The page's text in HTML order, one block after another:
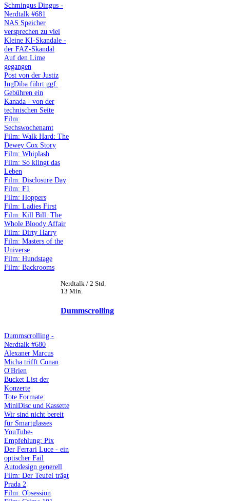
Schmingus Dingus -
Nerdtalk #681
NAS Speicher
versprechen zu viel
Kleine KI-Skandale -
der FAZ-Skandal
Auf den Lime
gegangen
Post von der Justiz
IngDiba führt ggf.
Gebühren ein
Kanada - von der
technischen Seite
Film:
Sechswochenamt
Film: Walk Hard: The
Dewey Cox Story
Film: Whiplash
Film: So klingt das
Leben
Film: Disclosure Day
Film: F1
Film: Hoppers
Film: Ladies First
Film: Kill Bill: The
Whole Bloody Affair
Film: Dirty Harry
Film: Masters of the
Universe
Film: Hundstage
Film: Backrooms
Nerdtalk / 2 Std.
13 Min.
Dummscrolling
Dummscrolling -
Nerdtalk #680
Alexaner Marcus
Micha trifft Conan
O'Brien
Bucket List der
Konzerte
Tote Formate:
MiniDisc und Kassette
Wir sind nicht bereit
für Smartglasses
YouTube-
Empfehlung: Pix
Der Ferrari Luce - ein
optischer Fail
Autodesign generell
Film: Der Teufel trägt
Prada 2
Film: Obsession